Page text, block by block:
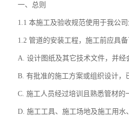
一、总则
1.1 本施工及验收规范使用于我公
1.2 管道的安装工程，施工前应具备
A. 设计图纸及其它技术文件，并经
B. 有批准的施工方案或组织设计，
C. 施工人员经过培训且熟悉管材的
D. 施工工具、施工场地及施工用